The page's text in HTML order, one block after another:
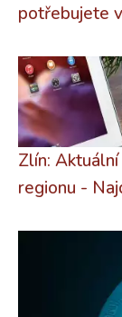
potřebujete
Zlín:
regionu -